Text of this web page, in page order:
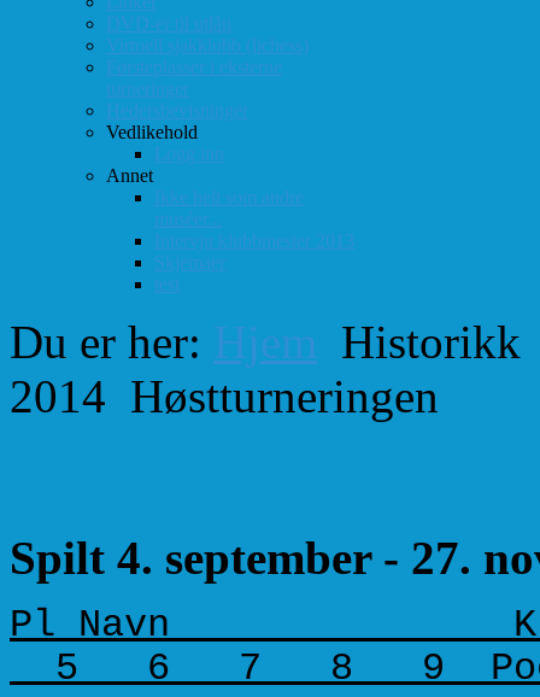
DVD-er til utlån
Virtuell sjakklubb (lichess)
Førsteplasser i eksterne
turneringer
Hedersbevisninger
Vedlikehold
Logg inn
Annet
Ikke helt som andre
muséer...
Intervju klubbmester 2013
Skjemaer
test
Du er her: Hjem Historikk
2014 Høstturneringen
Spilt 4. september - 27.
Pl Navn Kl
5 6 7 8 9 Poeng